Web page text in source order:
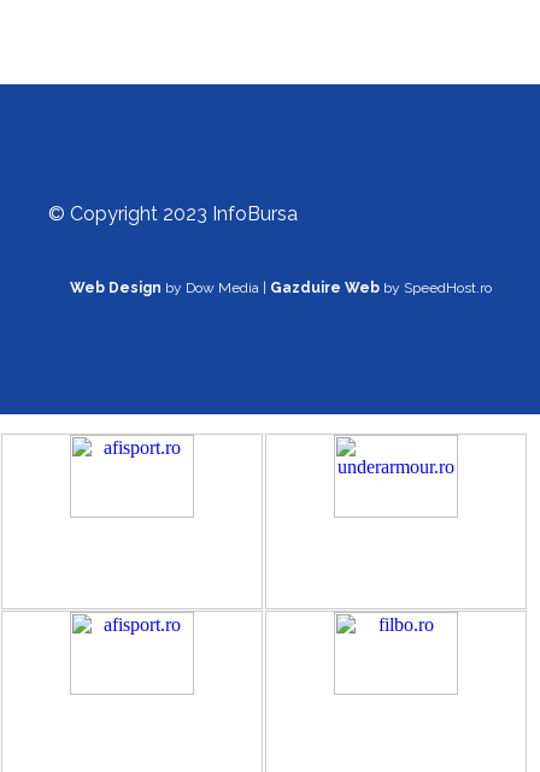
© Copyright 2023 InfoBursa
Web Design by Dow Media | Gazduire Web by SpeedHost.ro